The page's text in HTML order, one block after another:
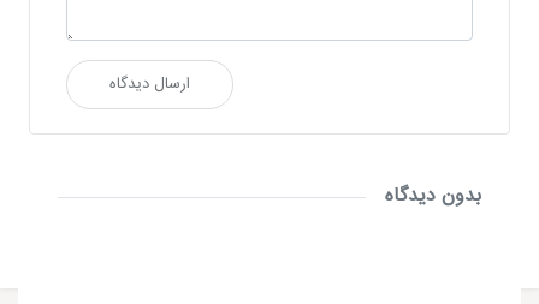
ارسال دیدگاه
بدون دیدگاه